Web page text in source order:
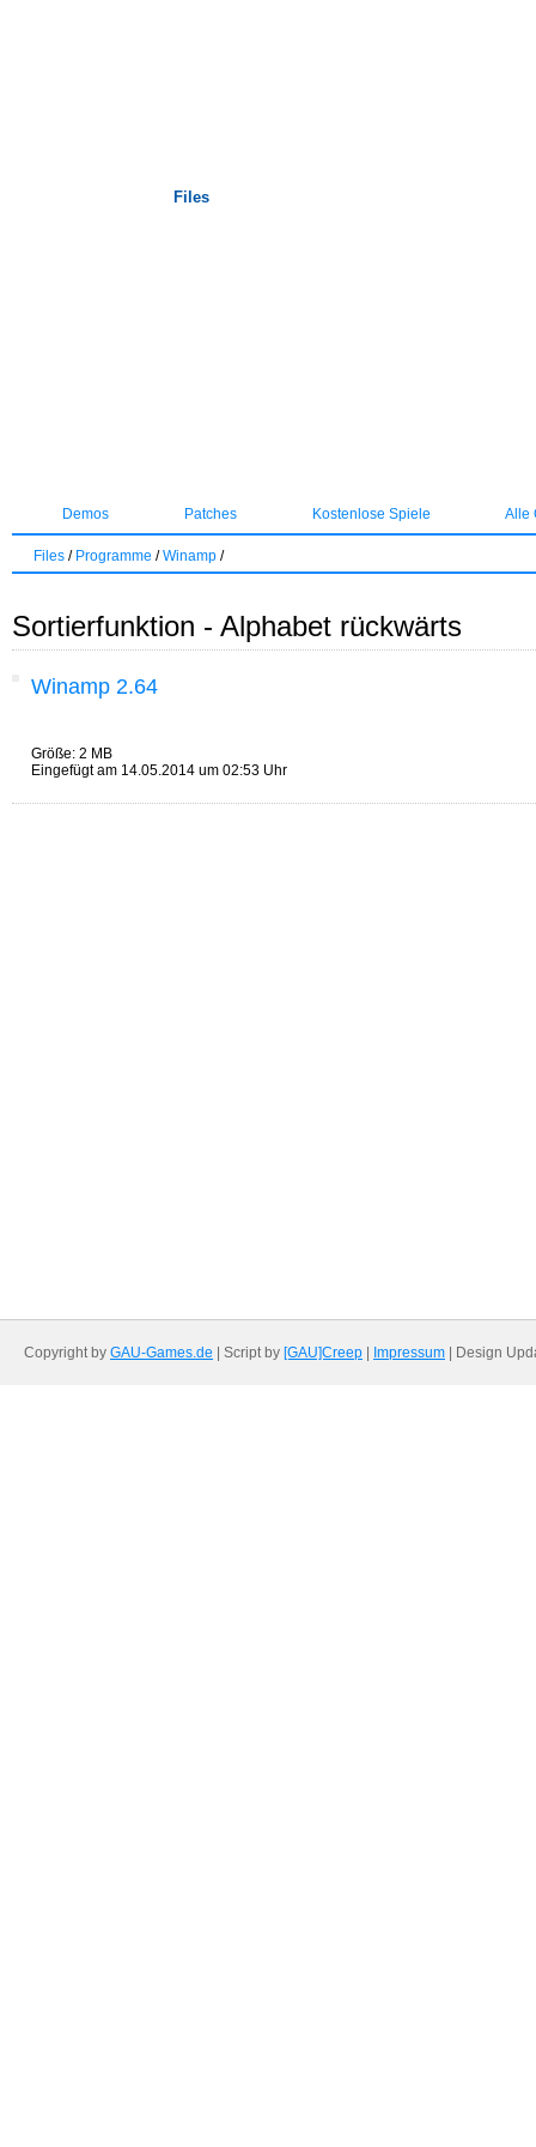
Files
Demos Patches Kostenlose Spiele Alle
Files / Programme /Winamp /
Sortierfunktion - Alphabet rückwärts
Winamp 2.64
Größe: 2 MB
Eingefügt am 14.05.2014 um 02:53 Uhr
Copyright by GAU-Games.de | Script by [GAU]Creep Impressum | Design